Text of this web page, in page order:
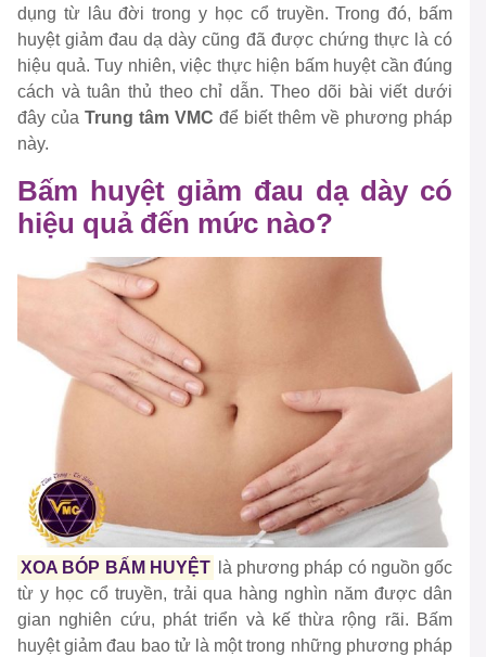
dụng từ lâu đời trong y học cổ truyền. Trong đó, bấm
huyệt giảm đau dạ dày cũng đã được chứng thực là có
hiệu quả. Tuy nhiên, việc thực hiện bấm huyệt cần đúng
cách và tuân thủ theo chỉ dẫn. Theo dõi bài viết dưới
đây của Trung tâm VMC để biết thêm về phương pháp
này.
Bấm huyệt giảm đau dạ dày có
hiệu quả đến mức nào?
XOA BÓP BẤM HUYỆT
là phương pháp có nguồn gốc
từ y học cổ truyền, trải qua hàng nghìn năm được dân
gian nghiên cứu, phát triển và kế thừa rộng rãi. Bấm
huyệt giảm đau bao tử là một trong những phương pháp